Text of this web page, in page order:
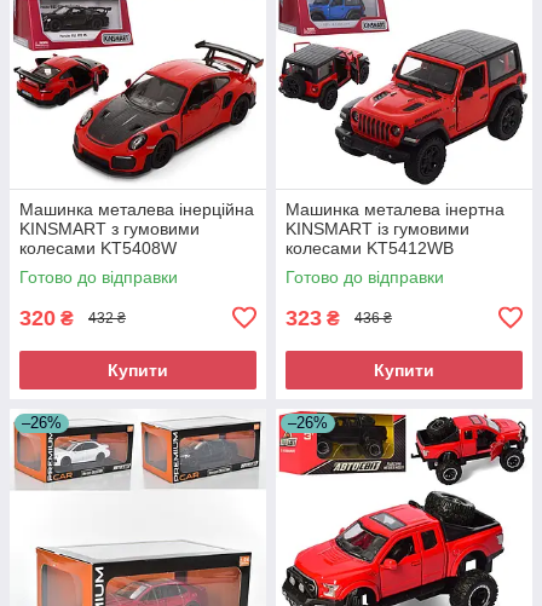
Машинка металева інерційна
KINSMART з гумовими
колесами KT5408W
(KT5408W)
Готово до відправки
320 ₴ 432 ₴
Купити
Машинка металева інертна
KINSMART із гумовими
колесами KT5412WB
Готово до відправки
323 ₴ 436 ₴
Купити
–26% –26%